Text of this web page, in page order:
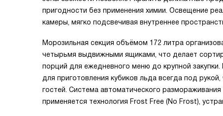
пригодности без применения химии. Освещение
камеры, мягко подсвечивая внутреннее
Морозильная секция объёмом 172 литра
четырьмя выдвижными ящиками, что делает
порций для ежедневного меню до крупной
для приготовления кубиков льда всегда под
гостей. Система автоматического
применяется технология Frost Free (No Frost),